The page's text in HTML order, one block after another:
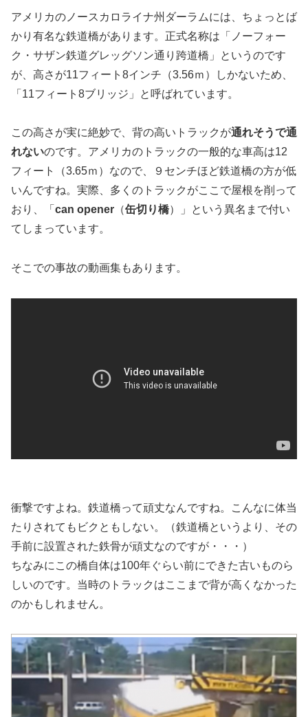
アメリカのノースカロライナ州ダーラムには、ちょっとば
かり有名な鉄道橋があります。正式名称は「ノーフォー
ク・サザン鉄道グレッグソン通り跨道橋」というのです
が、高さが11フィート8インチ（3.56ｍ）しかないため、
「11フィート8ブリッジ」と呼ばれています。
この高さが実に絶妙で、背の高いトラックが通れそうで通
れないのです。アメリカのトラックの一般的な車高は12
フィート（3.65ｍ）なので、９センチほど鉄道橋の方が低
いんですね。実際、多くのトラックがここで屋根を削って
おり、「 can opener （缶切り橋）」という異名まで付い
てしまっています。
そこでの事故の動画集もあります。
衝撃ですよね。鉄道橋って頑丈なんですね。こんなに体当
たりされてもビクともしない。（鉄道橋というより、その
手前に設置された鉄骨が頑丈なのですが・・・）
ちなみにこの橋自体は100年ぐらい前にできた古いものら
しいのです。当時のトラックはここまで背が高くなかった
のかもしれません。